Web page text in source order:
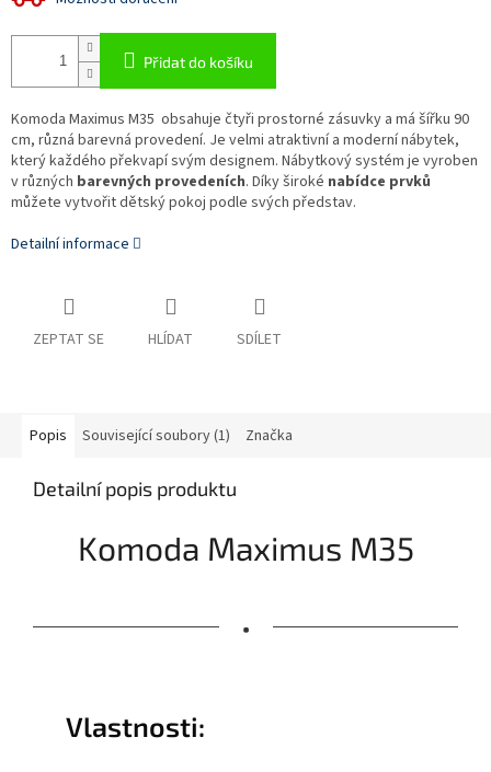
Přidat do košíku
Komoda Maximus M35 obsahuje čtyři prostorné zásuvky a má šířku 90
cm, různá barevná provedení. Je velmi atraktivní a moderní nábytek,
který každého překvapí svým designem. Nábytkový systém je vyroben
v různých barevných provedeních. Díky široké nabídce prvků
můžete vytvořit dětský pokoj podle svých představ.
Detailní informace
ZEPTAT SE HLÍDAT SDÍLET
Popis Související soubory (1) Značka
Detailní popis produktu
Komoda Maximus M35
•
Vlastnosti: